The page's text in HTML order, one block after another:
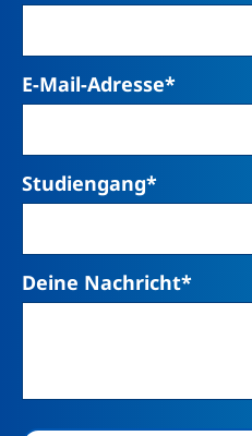
E-Mail-Adresse*
Studiengang*
Deine Nachricht*